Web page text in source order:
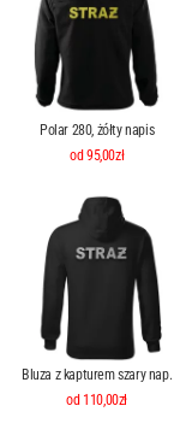
Polar 280, żółty napis
od 95,00zł
Bluza z kapturem szary nap.
od 110,00zł